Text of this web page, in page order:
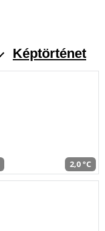
Képtörténet
2,0 °C